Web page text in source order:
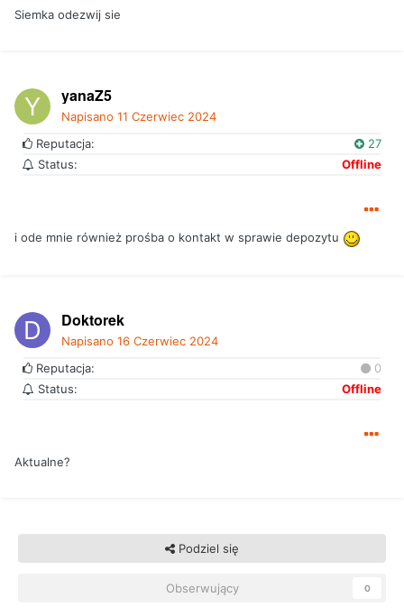
Siemka odezwij sie
yanaZ5
Napisano 11 Czerwiec 2024
Reputacja:
27
Status:
Offline
i ode mnie również prośba o kontakt w sprawie depozytu
Doktorek
Napisano 16 Czerwiec 2024
Reputacja:
0
Status:
Offline
Aktualne?
Podziel się
Obserwujący 0